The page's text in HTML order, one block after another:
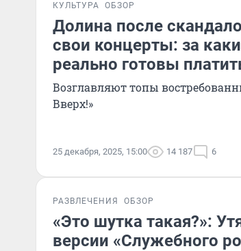
КУЛЬТУРА ОБЗОР
Долина после
свои концерты: за
реально готовы
Возглавляют топы
Вверх!»
25 декабря, 2025, 15:00 14 187 6
РАЗВЛЕЧЕНИЯ ОБЗОР
«Это шутка такая?»:
версии «Служебного